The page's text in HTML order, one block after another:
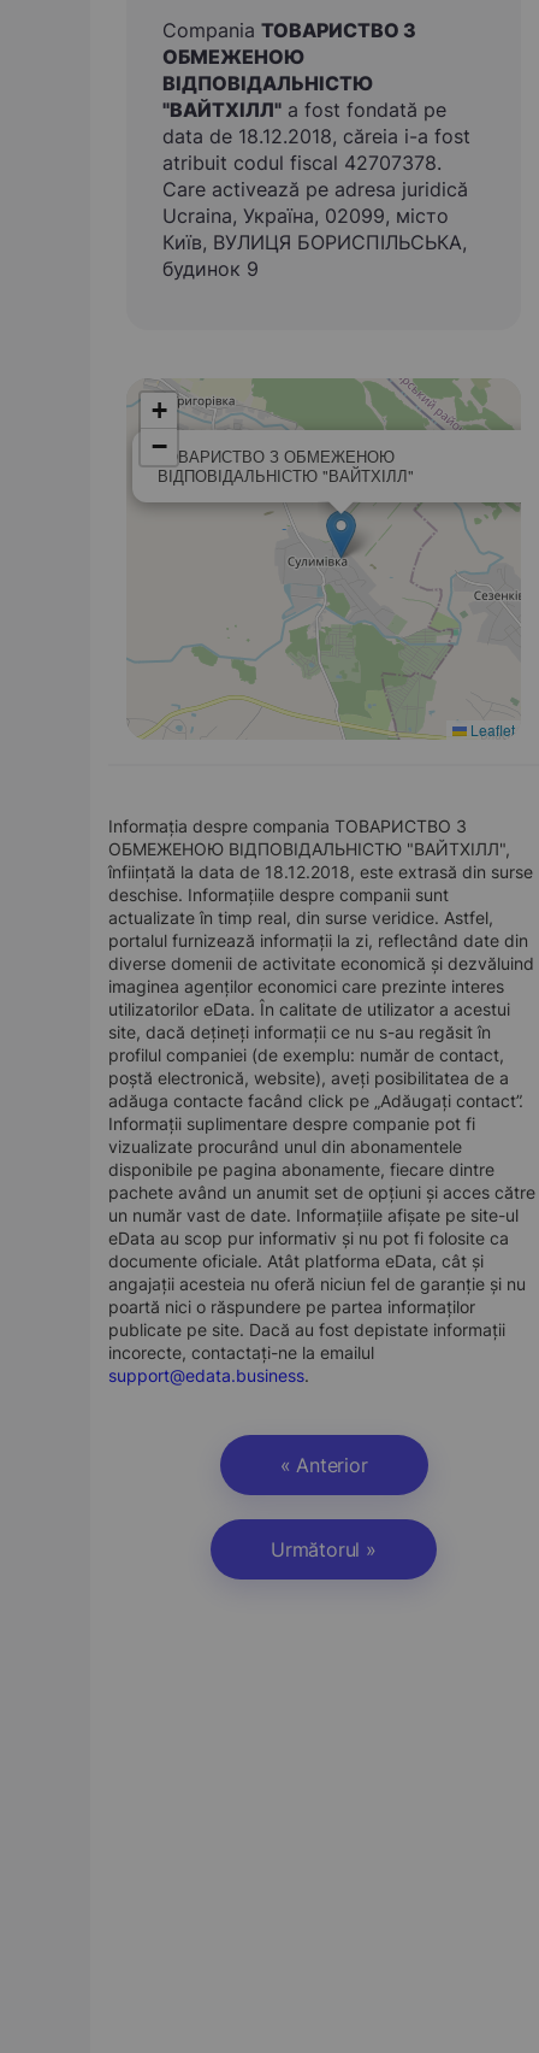
Compania ТОВАРИСТВО З
ОБМЕЖЕНОЮ
ВІДПОВІДАЛЬНІСТЮ
"ВАЙТХІЛЛ" a fost fondată pe
data de 18.12.2018, căreia i-a fost
atribuit codul fiscal 42707378.
Care activează pe adresa juridică
Ucraina, Україна, 02099, місто
Київ, ВУЛИЦЯ БОРИСПІЛЬСЬКА,
будинок 9
ТОВАРИСТВО З ОБМЕЖЕНОЮ
ВІДПОВІДАЛЬНІСТЮ "ВАЙТХІЛЛ"
+
−
Leaflet
Informația despre compania ТОВАРИСТВО З
ОБМЕЖЕНОЮ ВІДПОВІДАЛЬНІСТЮ "ВАЙТХІЛЛ",
înființată la data de 18.12.2018, este extrasă din surse
deschise. Informațiile despre companii sunt
actualizate în timp real, din surse veridice. Astfel,
portalul furnizează informații la zi, reflectând date din
diverse domenii de activitate economică și dezvăluind
imaginea agenților economici care prezinte interes
utilizatorilor eData. În calitate de utilizator a acestui
site, dacă dețineți informații ce nu s-au regăsit în
profilul companiei (de exemplu: număr de contact,
poștă electronică, website), aveți posibilitatea de a
adăuga contacte facând click pe „Adăugați contact”.
Informații suplimentare despre companie pot fi
vizualizate procurând unul din abonamentele
disponibile pe pagina abonamente, fiecare dintre
pachete având un anumit set de opțiuni și acces către
un număr vast de date. Informațiile afișate pe site-ul
eData au scop pur informativ și nu pot fi folosite ca
documente oficiale. Atât platforma eData, cât și
angajații acesteia nu oferă niciun fel de garanție și nu
poartă nici o răspundere pe partea informaților
publicate pe site. Dacă au fost depistate informații
incorecte, contactați-ne la emailul
support@edata.business.
« Anterior
Următorul »